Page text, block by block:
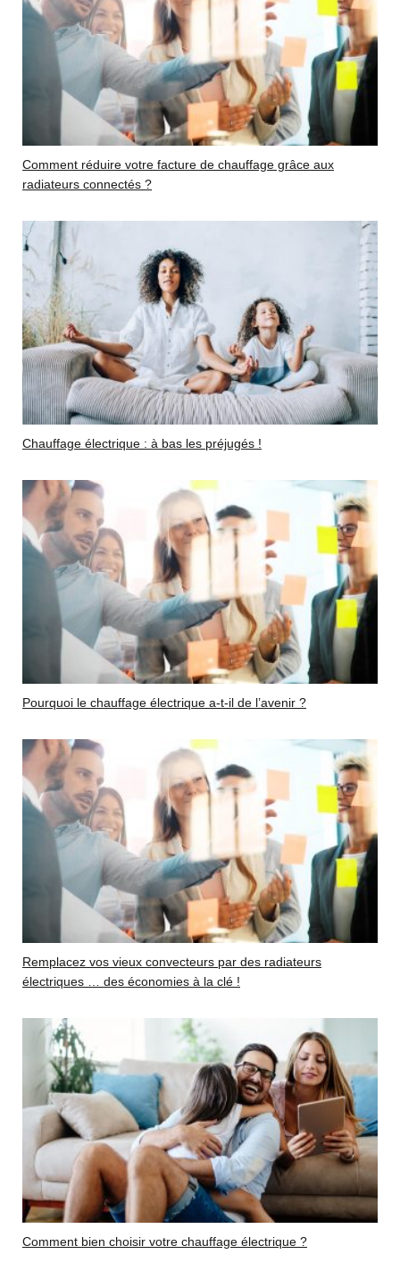
Comment réduire votre facture de chauffage grâce aux
radiateurs connectés ?
Chauffage électrique : à bas les préjugés !
Pourquoi le chauffage électrique a-t-il de l’avenir ?
Remplacez vos vieux convecteurs par des radiateurs
électriques … des économies à la clé !
Comment bien choisir votre chauffage électrique ?